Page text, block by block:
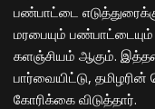
பண்பாட்டை
மரபையும்
களஞ்சியம் ஆகும்.
பார்வையிட்டு,
கோரிக்கை விடுத்தார்.